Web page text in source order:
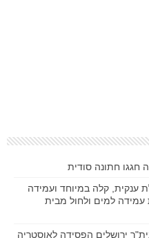
חגגו חתונה סודית
ענקית, קלה במיוחד ועמידה
עמידה למים ולחול מבית
ירושלים הפסידה לאוסטריה